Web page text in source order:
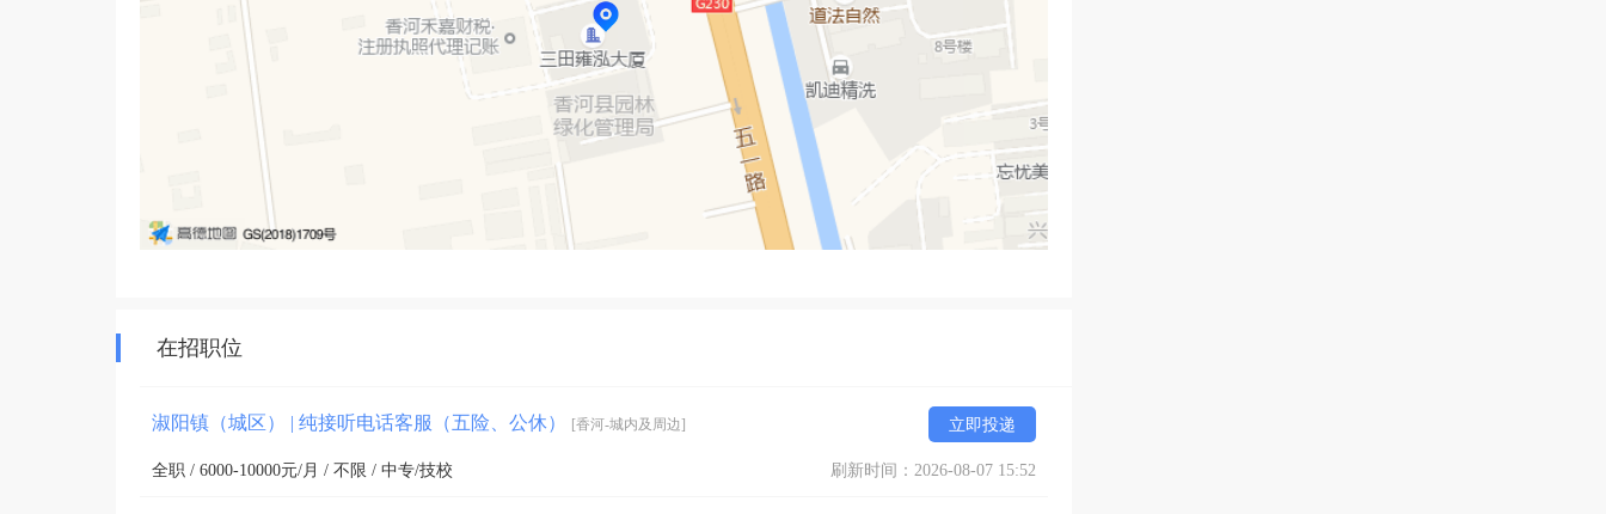
在招职位
淑阳镇（城区） | 纯接听电话客服（五险、公休） [香河-城内及周边] 立即投递
全职 / 6000-10000元/月 / 不限 / 中专/技校 刷新时间：2026-08-07 15:52